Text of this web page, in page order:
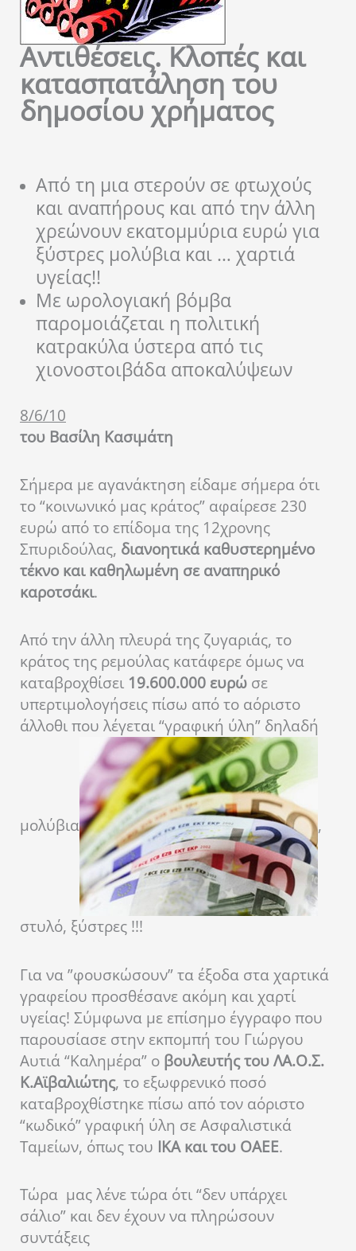
Αντιθέσεις. Κλοπές και
κατασπατάληση του
δημοσίου χρήματος
Από τη μια στερούν σε φτωχούς
και αναπήρους και από την άλλη
χρεώνουν εκατομμύρια ευρώ για
ξύστρες μολύβια και … χαρτιά
υγείας!!
Με ωρολογιακή βόμβα
παρομοιάζεται η πολιτική
κατρακύλα ύστερα από τις
χιονοστοιβάδα αποκαλύψεων
8/6/10
του Βασίλη Κασιμάτη
Σήμερα με αγανάκτηση είδαμε σήμερα ότι
το “κοινωνικό μας κράτος” αφαίρεσε 230
ευρώ από το επίδομα της 12χρονης
Σπυριδούλας, διανοητικά καθυστερημένο
τέκνο και καθηλωμένη σε αναπηρικό
καροτσάκι.
Από την άλλη πλευρά της ζυγαριάς, το
κράτος της ρεμούλας κατάφερε όμως να
καταβροχθίσει 19.600.000 ευρώ σε
υπερτιμολογήσεις πίσω από το αόριστο
άλλοθι που λέγεται “γραφική ύλη” δηλαδή
μολύβια ,
στυλό, ξύστρες !!!
Για να ”φουσκώσουν” τα έξοδα στα χαρτικά
γραφείου προσθέσανε ακόμη και χαρτί
υγείας! Σύμφωνα με επίσημο έγγραφο που
παρουσίασε στην εκπομπή του Γιώργου
Αυτιά “Καλημέρα” ο βουλευτής του ΛΑ.Ο.Σ.
K.Αϊβαλιώτης, το εξωφρενικό ποσό
καταβροχθίστηκε πίσω από τον αόριστο
“κωδικό” γραφική ύλη σε Ασφαλιστικά
Ταμείων, όπως του ΙΚΑ και του ΟΑΕΕ.
Τώρα μας λένε τώρα ότι “δεν υπάρχει
σάλιο” και δεν έχουν να πληρώσουν
συντάξεις